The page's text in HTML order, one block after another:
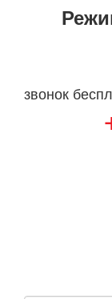
звонок